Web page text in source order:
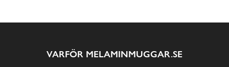
VARFÖR MELAMINMUGGAR.SE